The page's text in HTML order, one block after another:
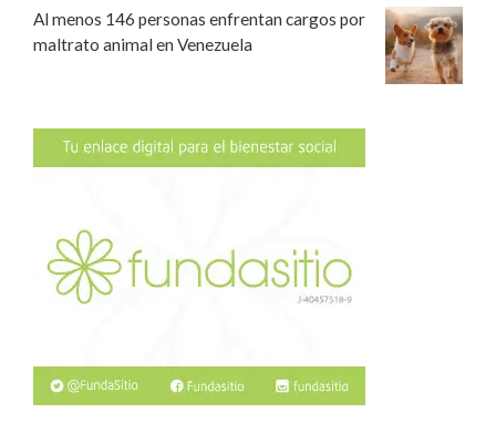
Al menos 146 personas enfrentan cargos por
maltrato animal en Venezuela